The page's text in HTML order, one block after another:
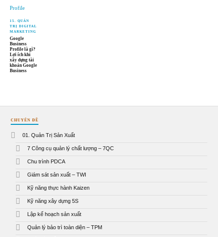
15. QUẢN
TRỊ DIGITAL
MARKETING
Google
Business
Profile là gì?
Lợi ích khi
xây dựng tài
khoản Google
Business
CHUYÊN ĐỀ
01. Quản Trị Sản Xuất
7 Công cụ quản lý chất lượng – 7QC
Chu trình PDCA
Giám sát sản xuất – TWI
Kỹ năng thực hành Kaizen
Kỹ năng xây dựng 5S
Lập kế hoạch sản xuất
Quản lý bảo trì toàn diện – TPM